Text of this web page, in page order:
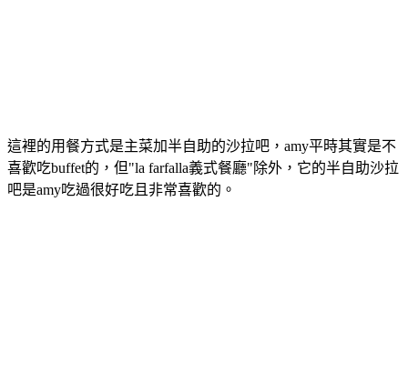
這裡的用餐方式是主菜加半自助的沙拉吧，amy平時其實是不
喜歡吃buffet的，但"la farfalla義式餐廳"除外，它的半自助沙拉
吧是amy吃過很好吃且非常喜歡的。